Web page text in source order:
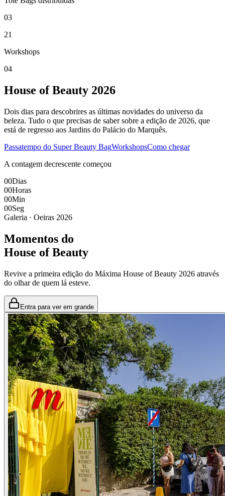
03
21
Workshops
04
House of Beauty 2026
Dois dias para descobrires as últimas novidades do universo da
beleza. Tudo o que precisas de saber sobre a edição de 2026, que
está de regresso aos Jardins do Palácio do Marquês.
Passatempo do Super Beauty BagWorkshopsComo chegar
A contagem decrescente começou
00Dias
00Horas
00Min
00Seg
Galeria · Oeiras 2026
Momentos do
House of Beauty
Revive a primeira edição do Máxima House of Beauty 2026 através
do olhar de quem lá esteve.
Entra para ver em grande